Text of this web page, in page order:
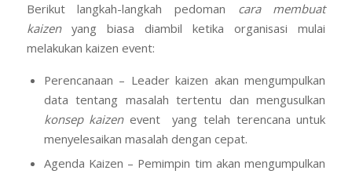
Berikut langkah-langkah pedoman cara membuat
kaizenyang biasa diambil ketika organisasi mulai
melakukan kaizen event:
Perencanaan – Leader kaizen akan mengumpulkan
data tentang masalah tertentu dan mengusulkan
konsep kaizenevent yang telah terencana untuk
menyelesaikan masalah dengan cepat.
Agenda Kaizen – Pemimpin tim akan mengumpulkan